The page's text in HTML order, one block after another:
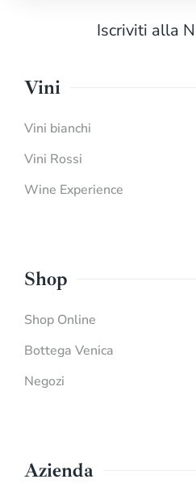
Iscriviti alla
Vini
Vini bianchi
Vini Rossi
Wine Experience
Shop
Shop Online
Bottega Venica
Negozi
Azienda